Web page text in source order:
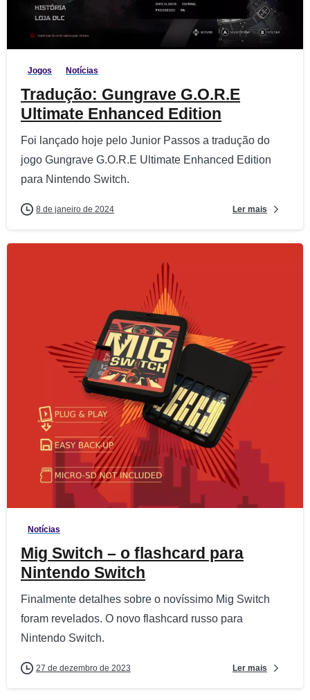
1
Jogos Notícias
Tradução: Gungrave G.O.R.E
Ultimate Enhanced Edition
Foi lançado hoje pelo Junior Passos a tradução do
jogo Gungrave G.O.R.E Ultimate Enhanced Edition
para Nintendo Switch.
8 de janeiro de 2024 Ler mais
Notícias
Mig Switch – o flashcard para
Nintendo Switch
Finalmente detalhes sobre o novíssimo Mig Switch
foram revelados. O novo flashcard russo para
Nintendo Switch.
27 de dezembro de 2023 Ler mais